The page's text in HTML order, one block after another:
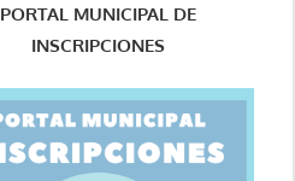
PORTAL MUNICIPAL DE
INSCRIPCIONES